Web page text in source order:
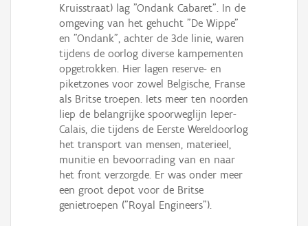
Kruisstraat) lag "Ondank Cabaret". In de
omgeving van het gehucht "De Wippe"
en "Ondank", achter de 3de linie, waren
tijdens de oorlog diverse kampementen
opgetrokken. Hier lagen reserve- en
piketzones voor zowel Belgische, Franse
als Britse troepen. Iets meer ten noorden
liep de belangrijke spoorweglijn Ieper-
Calais, die tijdens de Eerste Wereldoorlog
het transport van mensen, materieel,
munitie en bevoorrading van en naar
het front verzorgde. Er was onder meer
een groot depot voor de Britse
genietroepen ("Royal Engineers").